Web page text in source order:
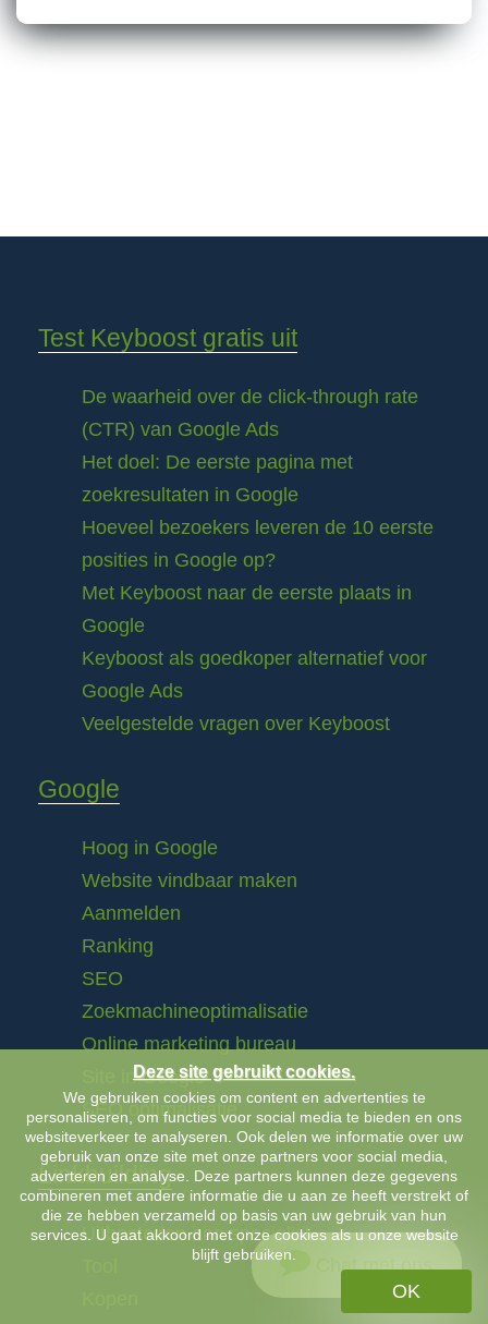
Test Keyboost gratis uit
De waarheid over de click-through rate
(CTR) van Google Ads
Het doel: De eerste pagina met
zoekresultaten in Google
Hoeveel bezoekers leveren de 10 eerste
posities in Google op?
Met Keyboost naar de eerste plaats in
Google
Keyboost als goedkoper alternatief voor
Google Ads
Veelgestelde vragen over Keyboost
Google
Hoog in Google
Website vindbaar maken
Aanmelden
Ranking
SEO
Zoekmachineoptimalisatie
Online marketing bureau
Site in Google
SEO optimalisatie
Linkbuilding
Uitbesteden aan specialist
Chat met ons
Deze site gebruikt cookies.
We gebruiken cookies om content en advertenties te
personaliseren, om functies voor social media te bieden en ons
websiteverkeer te analyseren. Ook delen we informatie over uw
gebruik van onze site met onze partners voor social media,
adverteren en analyse. Deze partners kunnen deze gegevens
combineren met andere informatie die u aan ze heeft verstrekt of
die ze hebben verzameld op basis van uw gebruik van hun
services. U gaat akkoord met onze cookies als u onze website
blijft gebruiken.
OK